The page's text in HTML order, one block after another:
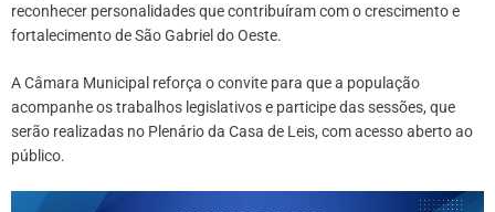
reconhecer personalidades que contribuíram com o crescimento e
fortalecimento de São Gabriel do Oeste.
A Câmara Municipal reforça o convite para que a população
acompanhe os trabalhos legislativos e participe das sessões, que
serão realizadas no Plenário da Casa de Leis, com acesso aberto ao
público.